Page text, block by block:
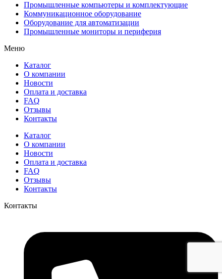
Промышленные компьютеры и комплектующие
Коммуникационное оборудование
Оборудование для автоматизации
Промышленные мониторы и периферия
Меню
Каталог
О компании
Новости
Оплата и доставка
FAQ
Отзывы
Контакты
Каталог
О компании
Новости
Оплата и доставка
FAQ
Отзывы
Контакты
Контакты